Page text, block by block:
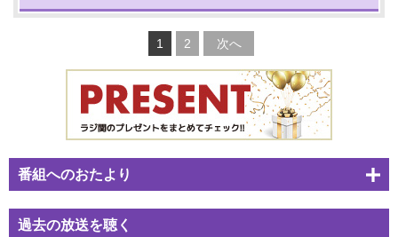
1 2 次へ
番組へのおたより
過去の放送を聴く